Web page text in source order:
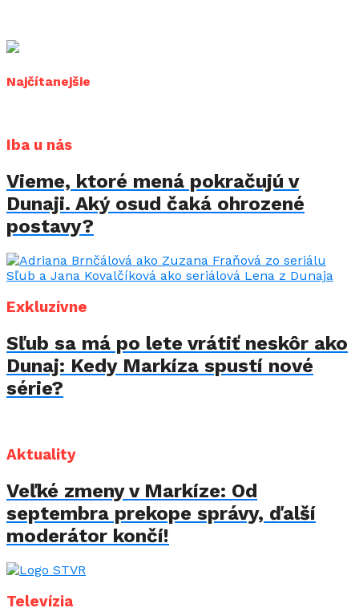
Najčítanejšie
Iba u nás
Vieme, ktoré mená pokračujú v
Dunaji. Aký osud čaká ohrozené
postavy?
Exkluzívne
Sľub sa má po lete vrátiť neskôr ako
Dunaj: Kedy Markíza spustí nové
série?
Aktuality
Veľké zmeny v Markíze: Od
septembra prekope správy, ďalší
moderátor končí!
Televízia